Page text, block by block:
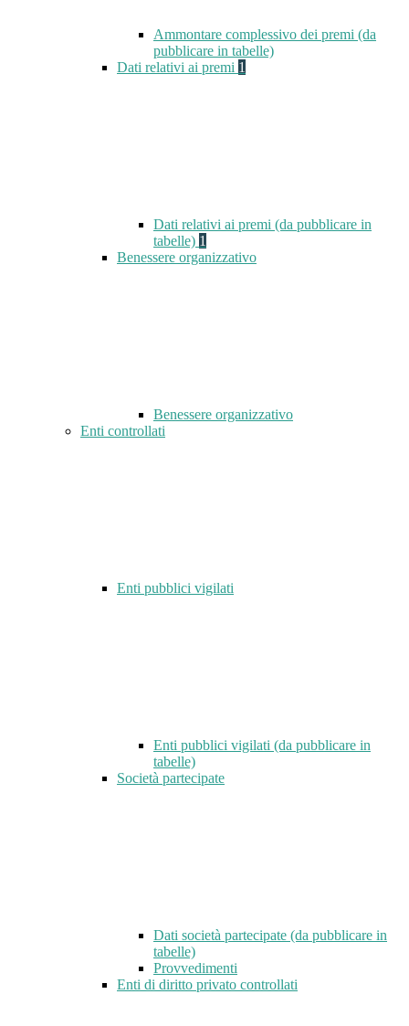
Ammontare complessivo dei premi (da
pubblicare in tabelle)
Dati relativi ai premi 1
Dati relativi ai premi (da pubblicare in
tabelle) 1
Benessere organizzativo
Benessere organizzativo
Enti controllati
Enti pubblici vigilati
Enti pubblici vigilati (da pubblicare in
tabelle)
Società partecipate
Dati società partecipate (da pubblicare in
tabelle)
Provvedimenti
Enti di diritto privato controllati